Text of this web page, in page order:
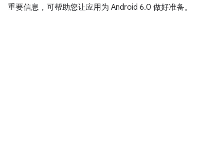
重要信息，可帮助您让应用为 Android 6.0 做好准备。